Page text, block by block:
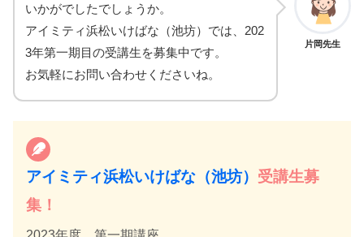
片岡先生
いかがでしたでしょうか。
アイミティ浜松いけばな（池坊）では、202
3年第一期目の受講生を募集中です。
お気軽にお問い合わせくださいね。
アイミティ浜松いけばな（池坊） 受講生募
集！